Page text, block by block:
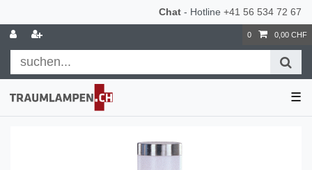
Chat - Hotline +41 56 534 72 67
0 0,00 CHF
☰